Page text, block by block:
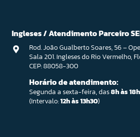
Ingleses / Atendimento Parceiro
Rod. João Gualberto Soares, 56 –
Sala 201. Ingleses do Rio Vermelho,
CEP: 88058-300
Horário de atendimento:
Segunda a sexta-feira, das8h às 18h
(Intervalo:12h às 13h30)